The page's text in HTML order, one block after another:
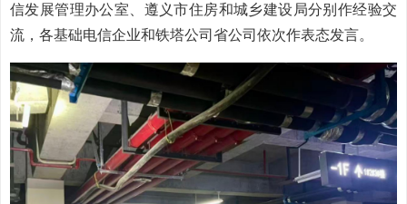
信发展管理办公室、遵义市住房和城乡建设局分别作经验交
流，各基础电信企业和铁塔公司省公司依次作表态发言。